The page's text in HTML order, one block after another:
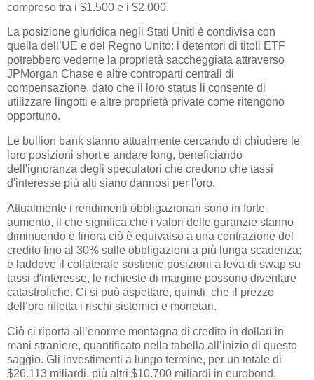
compreso tra i $1.500 e i $2.000.
La posizione giuridica negli Stati Uniti è condivisa con
quella dell’UE e del Regno Unito: i detentori di titoli ETF
potrebbero vederne la proprietà saccheggiata attraverso
JPMorgan Chase e altre controparti centrali di
compensazione, dato che il loro status li consente di
utilizzare lingotti e altre proprietà private come ritengono
opportuno.
Le bullion bank stanno attualmente cercando di chiudere le
loro posizioni short e andare long, beneficiando
dell'ignoranza degli speculatori che credono che tassi
d'interesse più alti siano dannosi per l'oro.
Attualmente i rendimenti obbligazionari sono in forte
aumento, il che significa che i valori delle garanzie stanno
diminuendo e finora ciò è equivalso a una contrazione del
credito fino al 30% sulle obbligazioni a più lunga scadenza;
e laddove il collaterale sostiene posizioni a leva di swap su
tassi d'interesse, le richieste di margine possono diventare
catastrofiche. Ci si può aspettare, quindi, che il prezzo
dell’oro rifletta i rischi sistemici e monetari.
Ciò ci riporta all’enorme montagna di credito in dollari in
mani straniere, quantificato nella tabella all’inizio di questo
saggio. Gli investimenti a lungo termine, per un totale di
$26.113 miliardi, più altri $10.700 miliardi in eurobond,